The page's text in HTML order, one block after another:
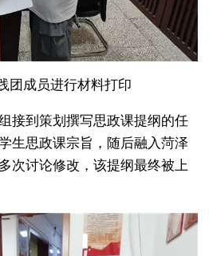
团成员进行材料打印
接到策划撰写思政课提纲的任
生思政课宗旨，随后融入菏泽
次讨论修改，该提纲最终被上